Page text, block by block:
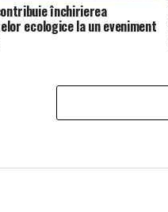
închirierea
ecologice la un eveniment